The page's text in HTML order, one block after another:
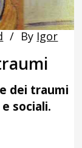
By Igor
dei traumi
sociali.